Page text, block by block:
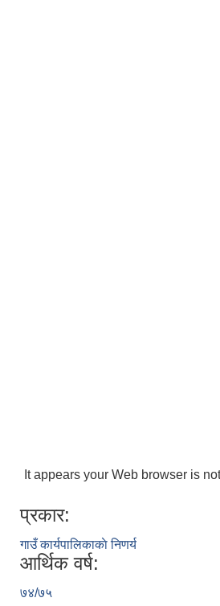
It appears your Web browser is
प्रकार:
गाउँ कार्यपालिकाकाे निणर्य
आर्थिक वर्ष:
७४/७५